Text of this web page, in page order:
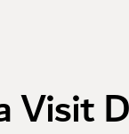
Visit